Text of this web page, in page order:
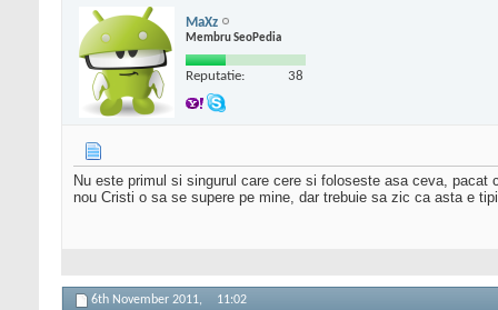
MaXz
Membru SeoPedia
Reputatie: 38
Nu este primul si singurul care cere si foloseste asa ceva,
nou Cristi o sa se supere pe mine, dar trebuie sa zic ca asta e
6th November 2011, 11:02